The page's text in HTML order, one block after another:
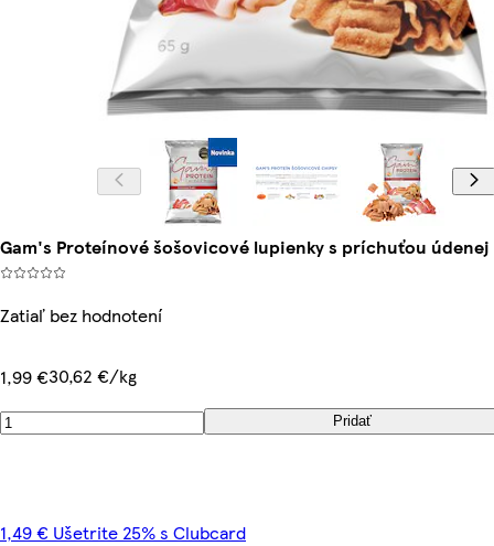
Gam's Proteínové šošovicové lupienky s príchuťou údenej
Zatiaľ bez hodnotení
1,99 €30,62 €/kg
Pridať
1,49 € Ušetrite 25% s Clubcard